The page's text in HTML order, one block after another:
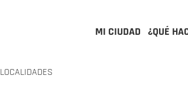
MI CIUDAD ¿QUÉ
LOCALIDADES